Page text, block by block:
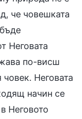
че човешката
Неговата
по-висш
Неговата
начин се
Неговото